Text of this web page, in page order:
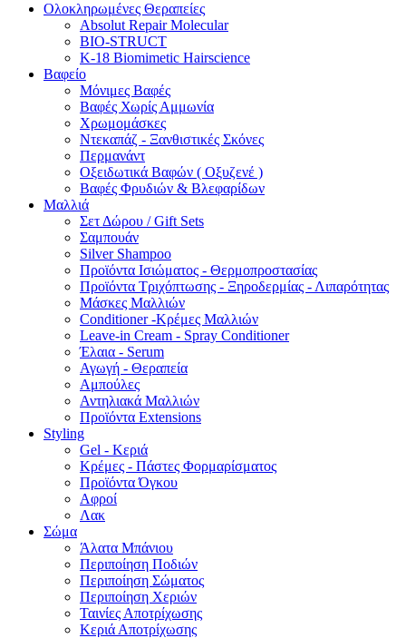
Ολοκληρωμένες Θεραπείες
Absolut Repair Molecular
BIO-STRUCT
K-18 Biomimetic Hairscience
Βαφείο
Μόνιμες Βαφές
Βαφές Χωρίς Αμμωνία
Χρωμομάσκες
Ντεκαπάζ - Ξανθιστικές Σκόνες
Περμανάντ
Οξειδωτικά Βαφών ( Οξυζενέ )
Βαφές Φρυδιών & Βλεφαρίδων
Μαλλιά
Σετ Δώρου / Gift Sets
Σαμπουάν
Silver Shampoo
Προϊόντα Ισιώματος - Θερμοπροστασίας
Προϊόντα Τριχόπτωσης - Ξηροδερμίας - Λιπαρότητας
Μάσκες Μαλλιών
Conditioner -Κρέμες Μαλλιών
Leave-in Cream - Spray Conditioner
Έλαια - Serum
Αγωγή - Θεραπεία
Αμπούλες
Αντηλιακά Μαλλιών
Προϊόντα Extensions
Styling
Gel - Κεριά
Κρέμες - Πάστες Φορμαρίσματος
Προϊόντα Όγκου
Αφροί
Λακ
Σώμα
Άλατα Μπάνιου
Περιποίηση Ποδιών
Περιποίηση Σώματος
Περιποίηση Χεριών
Ταινίες Αποτρίχωσης
Κεριά Αποτρίχωσης